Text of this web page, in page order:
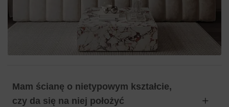
Mam ścianę o nietypowym kształcie,
czy da się na niej położyć